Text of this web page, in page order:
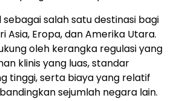
sebagai salah satu destinasi bagi
Asia, Eropa, dan Amerika Utara.
oleh kerangka regulasi yang
klinis yang luas, standar
tinggi, serta biaya yang relatif
sejumlah negara lain.